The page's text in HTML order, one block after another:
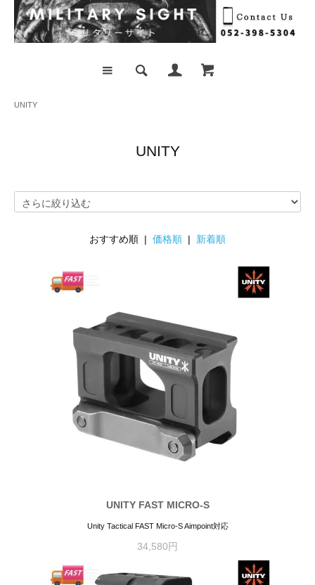
UNITY
UNITY
おすすめ順 | 価格順 | 新着順
UNITY FAST MICRO-S
Unity Tactical FAST Micro-S Aimpoint対応
34,580円